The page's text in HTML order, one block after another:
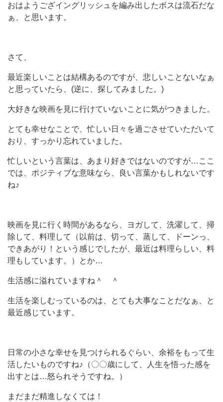
おはようござイングリッシュを編み出したボスは流石だな
ぁ、と思います。
さて、
最近楽しいことは結構あるのですが、悲しいことないなぁ
と思っていたら、(逆に、探してみました。)
大好きな映画を見に行けていないことに気がつきました。
とても幸せなことで、忙しい日々を過ごさせていただいて
おり、すっかり忘れていました。
忙しいという言葉は、あまり好きではないのですが…ここ
では、ポジティブな意味なら、良い言葉かもしれないです
ね♪
映画を見に行く時間があるなら、ヨガして、洗濯して、掃
除して、料理して（以前は、切って、蒸して、ドーンっ、
できあがり！という感じでしたが、最近は料理らしい、料
理もしています。）とか…
生活感に溢れていますね＾ ＾
生活を楽しむっているのは、とても大事なことだなぁ、と
最近感じています。
日常の小さな幸せを見つけられるぐらい、余裕をもって生
活したいものですね♪（〇〇歳にして、人生を悟った感を
出すとは…怒られそうですね。）
まだまだ精進しなくては！